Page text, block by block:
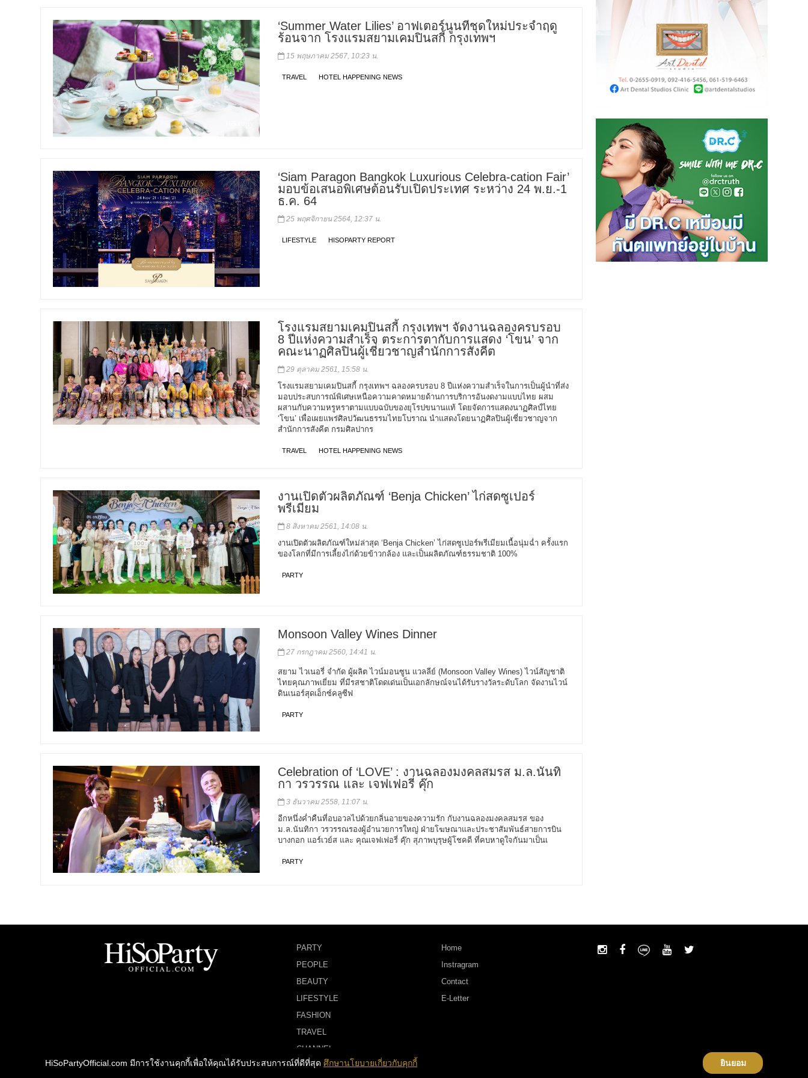
‘Summer Water Lilies’ อาฟเตอร์นูนทีชุดใหม่ประจำฤดู
ร้อนจาก โรงแรมสยามเคมปินสกี้ กรุงเทพฯ
15 พฤษภาคม 2567, 10:23 น.
TRAVEL HOTEL HAPPENING NEWS
‘Siam Paragon Bangkok Luxurious Celebra-cation Fair’
มอบข้อเสนอพิเศษต้อนรับเปิดประเทศ ระหว่าง 24 พ.ย.-1
ธ.ค. 64
25 พฤศจิกายน 2564, 12:37 น.
LIFESTYLE HISOPARTY REPORT
โรงแรมสยามเคมปินสกี้ กรุงเทพฯ จัดงานฉลองครบรอบ
8 ปีแห่งความสำเร็จ ตระการตากับการแสดง ‘โขน’ จาก
คณะนาฏศิลปินผู้เชี่ยวชาญสำนักการสังคีต
29 ตุลาคม 2561, 15:58 น.
โรงแรมสยามเคมปินสกี้ กรุงเทพฯ ฉลองครบรอบ 8 ปีแห่งความสำเร็จในการเป็นผู้นำที่ส่ง
มอบประสบการณ์พิเศษเหนือความคาดหมายด้านการบริการอันงดงามแบบไทย ผสม
ผสานกับความหรูหราตามแบบฉบับของยุโรปขนานแท้ โดยจัดการแสดงนาฏศิลป์ไทย
‘โขน’ เพื่อเผยแพร่ศิลปวัฒนธรรมไทยโบราณ นำแสดงโดยนาฏศิลปินผู้เชี่ยวชาญจาก
สำนักการสังคีต กรมศิลปากร
TRAVEL HOTEL HAPPENING NEWS
งานเปิดตัวผลิตภัณฑ์ ‘Benja Chicken’ ไก่สดซูเปอร์
พรีเมียม
8 สิงหาคม 2561, 14:08 น.
งานเปิดตัวผลิตภัณฑ์ใหม่ล่าสุด ‘Benja Chicken’ ไก่สดซูเปอร์พรีเมียมเนื้อนุ่มฉ่ำ ครั้งแรก
ของโลกที่มีการเลี้ยงไก่ด้วยข้าวกล้อง และเป็นผลิตภัณฑ์ธรรมชาติ 100%
PARTY
Monsoon Valley Wines Dinner
27 กรกฎาคม 2560, 14:41 น.
สยาม ไวเนอรี่ จำกัด ผู้ผลิต ไวน์มอนซูน แวลลีย์ (Monsoon Valley Wines) ไวน์สัญชาติ
ไทยคุณภาพเยี่ยม ที่มีรสชาติโดดเด่นเป็นเอกลักษณ์จนได้รับรางวัลระดับโลก จัดงานไวน์
ดินเนอร์สุดเอ็กซ์คลูซีฟ
PARTY
Celebration of ‘LOVE’ : งานฉลองมงคลสมรส ม.ล.นันทิ
กา วรวรรณ และ เจฟเฟอรี่ คุ๊ก
3 ธันวาคม 2558, 11:07 น.
อีกหนึ่งค่ำคืนที่อบอวลไปด้วยกลิ่นอายของความรัก กับงานฉลองมงคลสมรส ของ
ม.ล.นันทิกา วรวรรณรองผู้อำนวยการใหญ่ ฝ่ายโฆษณาและประชาสัมพันธ์สายการบิน
บางกอก แอร์เวย์ส และ คุณเจฟเฟอรี่ คุ๊ก สุภาพบุรุษผู้โชคดี ที่คบหาดูใจกันมาเป็นเ
PARTY
PARTY
PEOPLE
BEAUTY
LIFESTYLE
FASHION
TRAVEL
CHANNEL
Home
Instragram
Contact
E-Letter
HiSoPartyOfficial.com มีการใช้งานคุกกี้เพื่อให้คุณได้รับประสบการณ์ที่ดีที่สุด ศึกษานโยบายเกี่ยวกับคุกกี้ ยินยอม